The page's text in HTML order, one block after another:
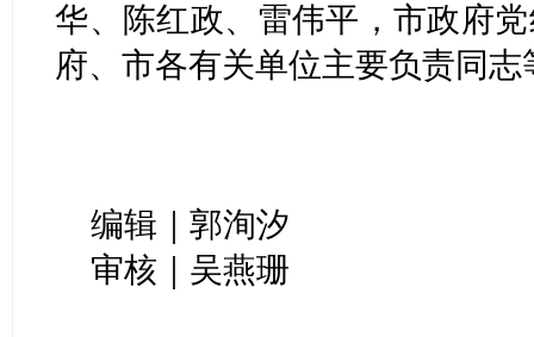
华、陈红政、雷伟平，市政府
府、市各有关单位主要负责同
编辑｜郭洵汐
审核｜吴燕珊